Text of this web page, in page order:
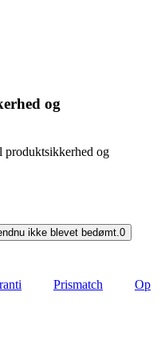
og
produktsikkerhed og
ikke blevet bedømt.0
Prismatch
Op